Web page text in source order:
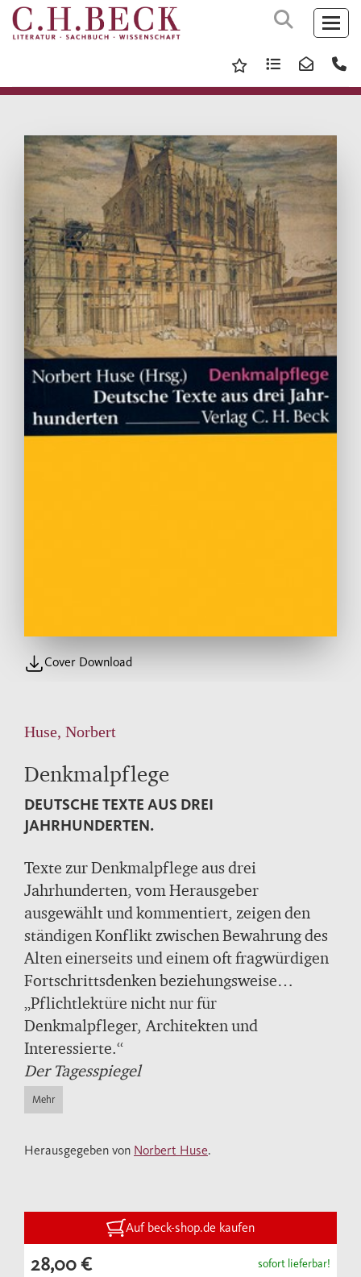
Cover Download
Huse, Norbert
Denkmalpflege
DEUTSCHE TEXTE AUS DREI
JAHRHUNDERTEN.
Texte zur Denkmalpflege aus drei
Jahrhunderten, vom Herausgeber
ausgewählt und kommentiert, zeigen den
ständigen Konflikt zwischen Bewahrung des
Alten einerseits und einem oft fragwürdigen
Fortschrittsdenken beziehungsweise
wirtschaftlichen Interessen andererseits.
Dieses Buch gibt einen Überblick über die
Entwicklung denkmalpflegerischer Konzepte
von der Goethe-Zeit bis heute und vermittelt
so wichtige Einsichten für den Standort und
die Ziele der modernen Denkmalpflege.
„Pflichtlektüre nicht nur für
Denkmalpfleger, Architekten und
Interessierte.“
Der Tagesspiegel
Mehr
Herausgegeben von Norbert Huse.
Auf beck-shop.de kaufen
28,00 € sofort lieferbar!